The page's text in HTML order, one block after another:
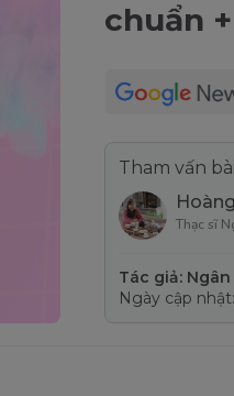
chuẩn
Tham vấn
Thạc sĩ
Tác giả: Ngân
Ngày cập